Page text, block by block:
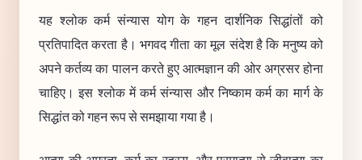
यह श्लोक कर्म संन्यास योग के गहन दार्शनिक सिद्धांतों को
प्रतिपादित करता है। भगवद गीता का मूल संदेश है कि मनुष्य को
अपने कर्तव्य का पालन करते हुए आत्मज्ञान की ओर अग्रसर होना
चाहिए। इस श्लोक में कर्म संन्यास और निष्काम कर्म का मार्ग के
सिद्धांत को गहन रूप से समझाया गया है।